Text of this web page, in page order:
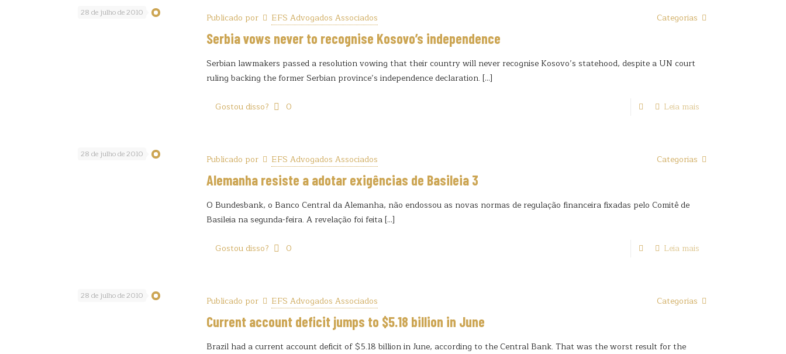
28 de julho de 2010 Publicado por EFS Advogados Associados Categorias
Serbia vows never to recognise Kosovo’s independence
Serbian lawmakers passed a resolution vowing that their country will never recognise Kosovo’s statehood, despite a UN court
ruling backing the former Serbian province’s independence declaration. […]
Gostou disso? 0 Leia mais
28 de julho de 2010 Publicado por EFS Advogados Associados Categorias
Alemanha resiste a adotar exigências de Basileia 3
O Bundesbank, o Banco Central da Alemanha, não endossou as novas normas de regulação financeira fixadas pelo Comitê de
Basileia na segunda-feira. A revelação foi feita[…]
Gostou disso? 0 Leia mais
28 de julho de 2010 Publicado por EFS Advogados Associados Categorias
Current account deficit jumps to $5.18 billion in June
Brazil had a current account deficit of $5.18 billion in June, according to the Central Bank. That was the worst result for the